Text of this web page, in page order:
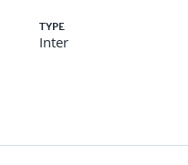
TYPE
Inter